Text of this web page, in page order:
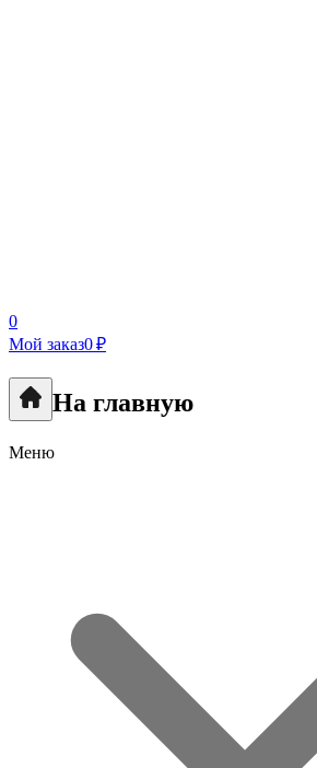
0
Мой заказ0 ₽
На главную
Меню